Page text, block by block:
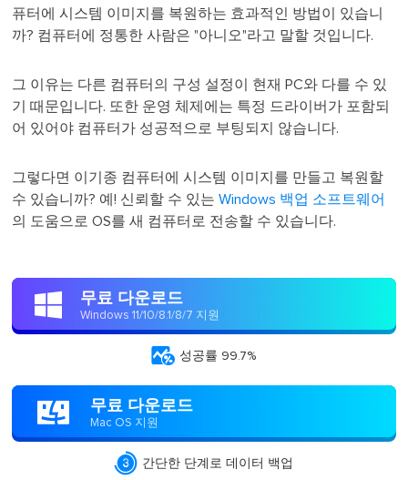
퓨터에 시스템 이미지를 복원하는 효과적인 방법이 있습니
까? 컴퓨터에 정통한 사람은 "아니오"라고 말할 것입니다.
그 이유는 다른 컴퓨터의 구성 설정이 현재 PC와 다를 수 있
기 때문입니다. 또한 운영 체제에는 특정 드라이버가 포함되
어 있어야 컴퓨터가 성공적으로 부팅되지 않습니다.
그렇다면 이기종 컴퓨터에 시스템 이미지를 만들고 복원할
수 있습니까? 예! 신뢰할 수 있는Windows 백업 소프트웨어
의 도움으로 OS를 새 컴퓨터로 전송할 수 있습니다.
 무료 다운로드
Windows 11/10/8.1/8/7 지원
 성공률 99.7%
 무료 다운로드
Mac OS 지원
 간단한 단계로 데이터 백업